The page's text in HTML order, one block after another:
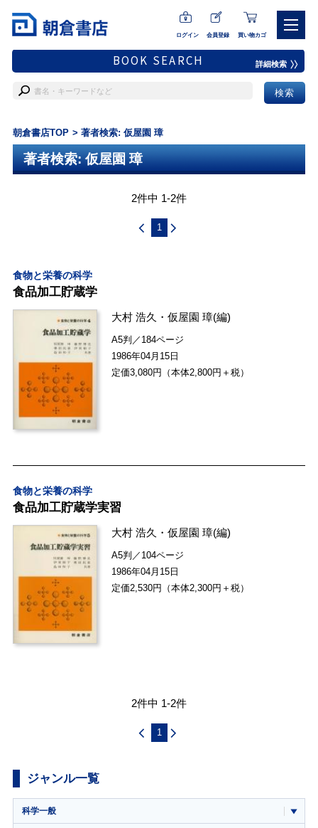
ログイン 会員登録 買い物カゴ
BOOK SEARCH 詳細検索
朝倉書店TOP 著者検索: 仮屋園 璋
著者検索: 仮屋園 璋
2件中 1-2件
1
食物と栄養の科学
食品加工貯蔵学
大村 浩久 ・仮屋園 璋(編)
A5判／184ページ
1986年04月15日
定価3,080円（本体2,800円＋税）
食物と栄養の科学
食品加工貯蔵学実習
大村 浩久 ・仮屋園 璋(編)
A5判／104ページ
1986年04月15日
定価2,530円（本体2,300円＋税）
2件中 1-2件
1
ジャンル一覧
科学一般